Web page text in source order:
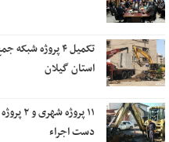
تکمیل ۴ پروژه
استان گیلان
۱۱
دست اجراء